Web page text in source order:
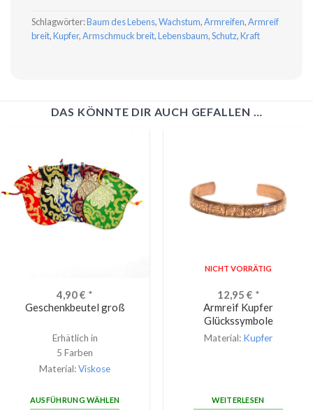
Schlagwörter:Baum des Lebens,Wachstum,Armreifen,Armreif
breit,Kupfer,Armschmuck breit,Lebensbaum,Schutz,Kraft
DAS KÖNNTE DIR AUCH GEFALLEN …
4,90€ *
Geschenkbeutel groß
Erhätlich in
5 Farben
Material:Viskose
AUSFÜHRUNG WÄHLEN
NICHT VORRÄTIG
12,95 € *
Armreif Kupfer
Glückssymbole
Material: Kupfer
WEITERLESEN